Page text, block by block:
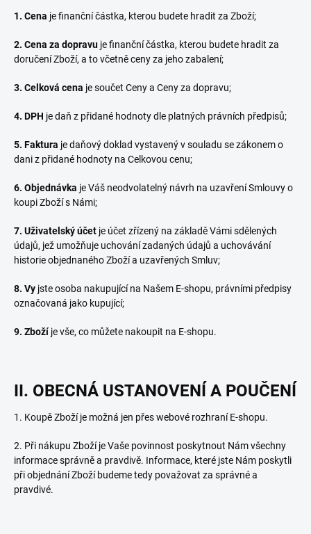
1. Cena je finanční částka, kterou budete hradit za Zboží;
2. Cena za dopravu je finanční částka, kterou budete hradit za
doručení Zboží, a to včetně ceny za jeho zabalení;
3. Celková cena je součet Ceny a Ceny za dopravu;
4. DPH je daň z přidané hodnoty dle platných právních předpisů;
5. Faktura je daňový doklad vystavený v souladu se zákonem o
dani z přidané hodnoty na Celkovou cenu;
6. Objednávka je Váš neodvolatelný návrh na uzavření Smlouvy o
koupi Zboží s Námi;
7. Uživatelský účet je účet zřízený na základě Vámi sdělených
údajů, jež umožňuje uchování zadaných údajů a uchovávání
historie objednaného Zboží a uzavřených Smluv;
8. Vy jste osoba nakupující na Našem E-shopu, právními předpisy
označovaná jako kupující;
9. Zbožíje vše, co můžete nakoupit na E-shopu.
II. OBECNÁ USTANOVENÍ A POUČENÍ
1. Koupě Zboží je možná jen přes webové rozhraní E-shopu.
2. Při nákupu Zboží je Vaše povinnost poskytnout Nám všechny
informace správně a pravdivě. Informace, které jste Nám poskytli
při objednání Zboží budeme tedy považovat za správné a
pravdivé.